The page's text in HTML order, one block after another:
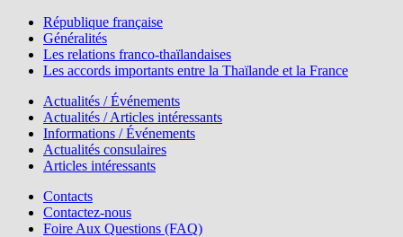
République française
Généralités
Les relations franco-thaïlandaises
Les accords importants entre la Thaïlande et la France
Actualités / Événements
Actualités / Articles intéressants
Informations / Événements
Actualités consulaires
Articles intéressants
Contacts
Contactez-nous
Foire Aux Questions (FAQ)